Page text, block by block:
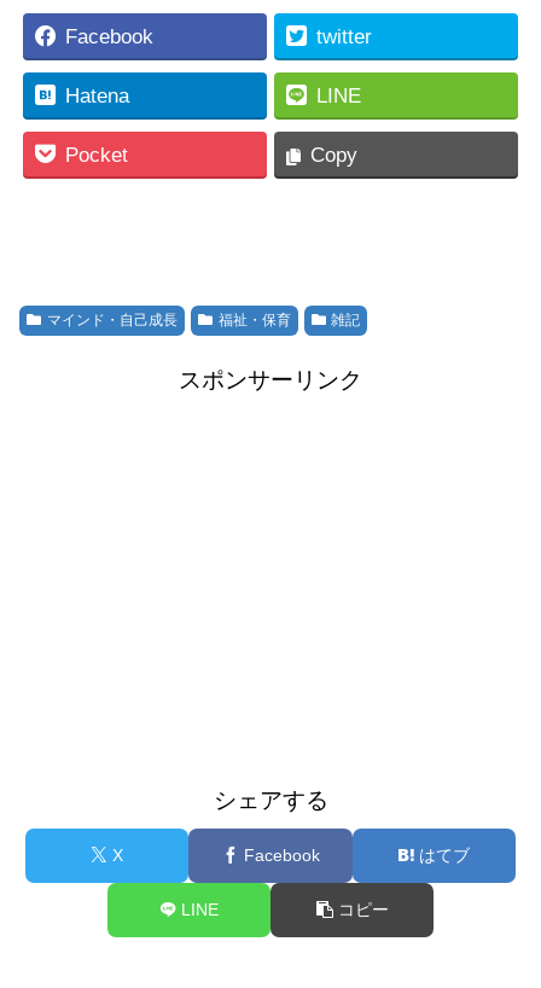
Facebook twitter
Hatena LINE
Pocket Copy
マインド・自己成長 福祉・保育 雑記
スポンサーリンク
シェアする
X Facebook はてブ
LINE コピー